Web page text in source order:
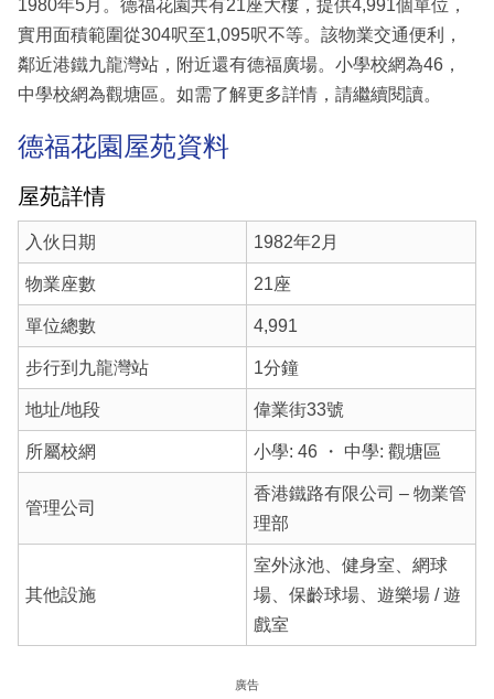
1980年5月。德福花園共有21座大樓，提供4,991個單位，
實用面積範圍從304呎至1,095呎不等。該物業交通便利，
鄰近港鐵九龍灣站，附近還有德福廣場。小學校網為46，
中學校網為觀塘區。如需了解更多詳情，請繼續閱讀。
德福花園屋苑資料
屋苑詳情
入伙日期 1982年2月
物業座數 21座
單位總數 4,991
步行到九龍灣站 1分鐘
地址/地段 偉業街33號
所屬校網 小學: 46 ・ 中學: 觀塘區
管理公司
香港鐵路有限公司 – 物業管
理部
其他設施
室外泳池、健身室、網球
場、保齡球場、遊樂場 / 遊
戲室
廣告